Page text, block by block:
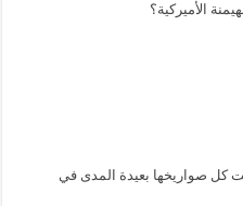
الأميركية؟
كل صواريخها بعيدة المدى في